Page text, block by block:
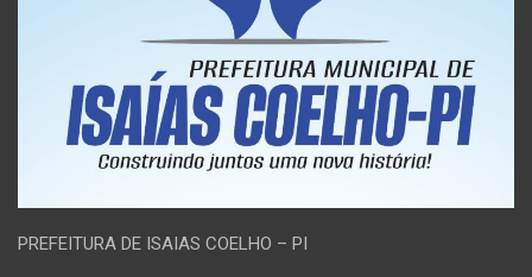
PREFEITURA DE ISAIAS COELHO – PI